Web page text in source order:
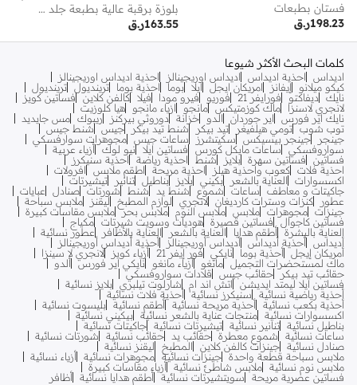
فستان بطبعات
ر.ق198.23
بلوزة برقبة عالية بطبعة جلد الثعبان
ر.ق163.55
كلمات البحث الأكثر شيوعا
اديداس احذية اديداس اديداس اوريجينالز
احذية اديداس اوريجينالز
كيكو ميلانو
إيفانز امريكان ايجل ايلا بوما احذية بوما ترينديول ترينديول
نايك ديفاكتو فورايفر 21 فوريو فيرو مودا فيلا كالفن كلاين فساتين كويز
لانجري لاسنزا
ماك كوزمتيكس مانجو ازياء مانجو
هيا كلوزيت
نايك اير فورس
اير جوردان الدو خزانة دوروثي بيركنز ريبوك مس جايديد
توب شوب تومي هيلفيغر تيد بيكر شنط تيد بيكر جيس
شنط جيس
جينجر
جينجر بيسيكس سكيتشرز ساعات جيس مجوهرات سوارفسكي
سواروفسكي
ساعات مايكل كورس فساتين ايلا نيو لوك أزياء عربية
فساتين
فساتين سهرة بلايز شنط احذية رياضة
احذية سنيكرز
احذية فلات كعوب واحذية هيلز احذية مريحة اطقم ملابس
افرولات
اكسسوارات
العناية بالشعر بكيني بلايز بناطيل تنانير
تيشيرتات
جاكيتات و معاطف
ساعات شموع شنط يد شنط شورتات صنادل
عبايات
عطور
كنزات وسترات كارديغان لانجري لوازم المطبخ ليقنز
ملابس سباحة
جينزات مجوهرات ملابس ملابس النوم ملابس بحر ملابس مقاسات كبيرة
فساتين كاجوال
فساتين قصيرة هوديات وسويت شيرتات مكياج
العناية بالبشرة أطقم هدايا العناية بالشعر العناية بالأظافر
عطور نسائية
أديداس أحذية أديداس أديداس أوريجينالز
أحذية أديداس أوريجينالز
أمريكان إيجل أحذية بوما نايكي فور إيفر 21 أزياء كويز
لانجري لا سينزا
ماك لمستحضرات التجميل مانغو أزياء مانغو نايكي اير فورس ألدو
حقائب تيد بيكر
حقائب جيس
قلادات سواروفسكي
فساتين ايلا ليمتد ايديشن
اتش اند ام شارلوت تيلبري بلايز نسائية
أحذية رياضية نسائية
سنيكرز نسائية أحذية فلات نسائية
أحذية بكعب نسائية أحذية مريحة نسائية أطقم نسائية بليسوت نسائية
اكسسوارات نسائية منتجات عناية بالشعر نسائية بيكيني نسائية
بناطيل نسائية تنانير نسائية تيشيرتات نسائية جاكيتات نسائية
ساعات نسائية
شموع معطرة حقائب يد حقائب نسائية
شورتات نسائية
صنادل نسائية جينزات كالفن كلاين المطبخ
ليقنز نسائية
ملابس سباحة قطعة واحدة جينزات نسائية مجوهرات نسائية أزياء نسائية
ملابس نوم نسائية ملابس شاطئ نسائية أزياء مقاسات كبيرة
فساتين عصرية مريحة
سويتشيرتات نسائية أطقم هدايا نسائية أظافر